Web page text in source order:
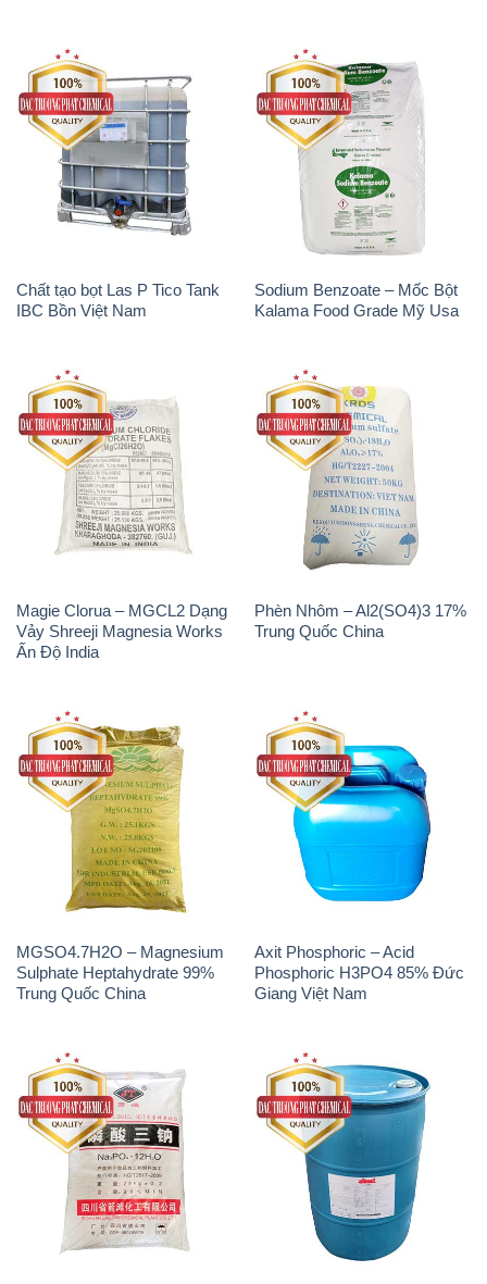
Chất tạo bọt Las P Tico Tank
IBC Bồn Việt Nam
Sodium Benzoate – Mốc Bột
Kalama Food Grade Mỹ Usa
Magie Clorua – MGCL2 Dạng
Vảy Shreeji Magnesia Works
Ấn Độ India
Phèn Nhôm – Al2(SO4)3 17%
Trung Quốc China
MGSO4.7H2O – Magnesium
Sulphate Heptahydrate 99%
Trung Quốc China
Axit Phosphoric – Acid
Phosphoric H3PO4 85% Đức
Giang Việt Nam